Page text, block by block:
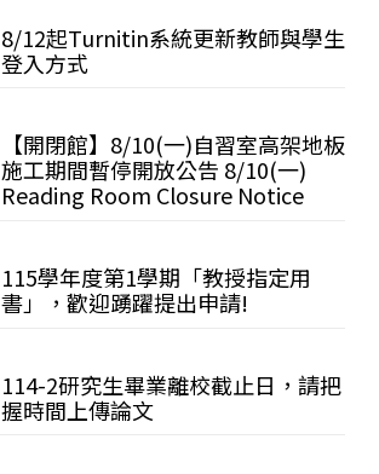
8/12起Turnitin系統更新教師與學生
登入方式
【開閉館】8/10(一)自習室高架地板
施工期間暫停開放公告 8/10(一)
Reading Room Closure Notice
115學年度第1學期「教授指定用
書」，歡迎踴躍提出申請!
114-2研究生畢業離校截止日，請把
握時間上傳論文